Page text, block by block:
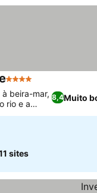
4 Estrelas
8,4Muito
beira-mar,
rio e a
sites